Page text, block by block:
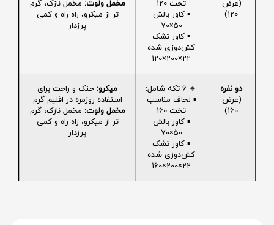
(عرض
120)
تخت 120
▪️ کاور بالش
50×70
▪️ کاور تشک
کش‌دوزی شده
22×200×120
مخمل ولوت: مخمل نازک، گرم
تر از میکرو، راه راه و کمی
پرزدار
دو نفره
(عرض
160)
🔹 6 تکه شامل:
▪️ لحاف مناسب
تخت 160
▪️ کاور بالش
50×70
▪️ کاور تشک
کش‌دوزی شده
22×200×160
میکرو: خنک و راحت برای
استفاده روزمره در اقلیم گرم
مخمل ولوت: مخمل نازک، گرم
تر از میکرو، راه راه و کمی
پرزدار